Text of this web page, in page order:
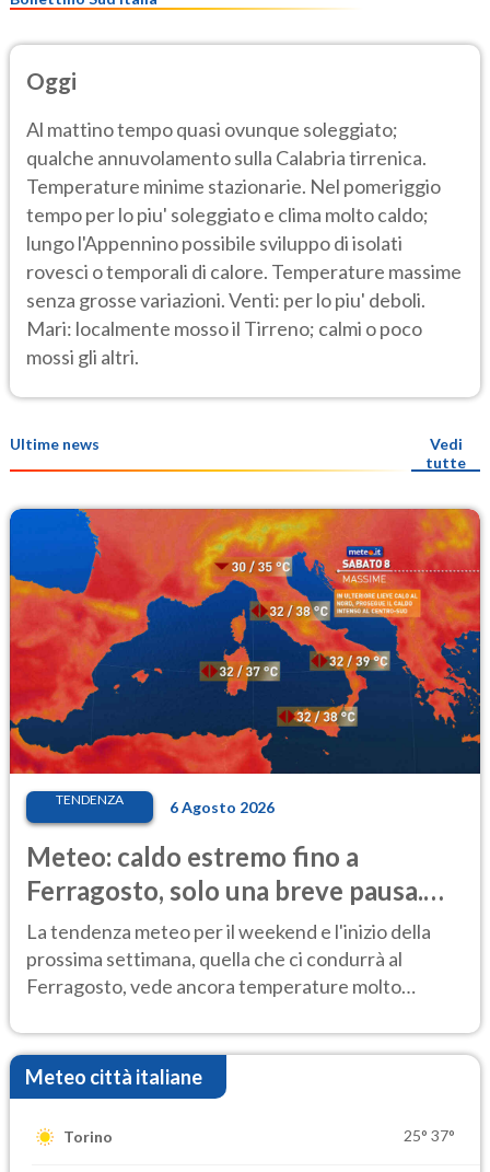
Oggi
Al mattino tempo quasi ovunque soleggiato;
qualche annuvolamento sulla Calabria tirrenica.
Temperature minime stazionarie. Nel pomeriggio
tempo per lo piu' soleggiato e clima molto caldo;
lungo l'Appennino possibile sviluppo di isolati
rovesci o temporali di calore. Temperature massime
senza grosse variazioni. Venti: per lo piu' deboli.
Mari: localmente mosso il Tirreno; calmi o poco
mossi gli altri.
Ultime news
Vedi
tutte
TENDENZA 6 Agosto 2026
Meteo: caldo estremo fino a
Ferragosto, solo una breve pausa.
Ecco dove
La tendenza meteo per il weekend e l'inizio della
prossima settimana, quella che ci condurrà al
Ferragosto, vede ancora temperature molto
Meteo città italiane
Torino 25° 37°